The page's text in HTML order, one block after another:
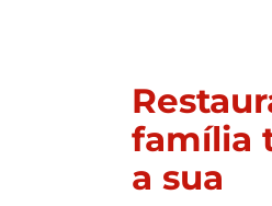
família
a sua